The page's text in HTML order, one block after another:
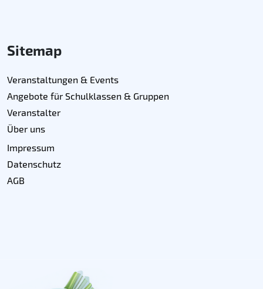
Sitemap
Veranstaltungen & Events
Angebote für Schulklassen & Gruppen
Veranstalter
Über uns
Impressum
Datenschutz
AGB